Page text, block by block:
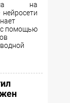
на
нейросети
помощью